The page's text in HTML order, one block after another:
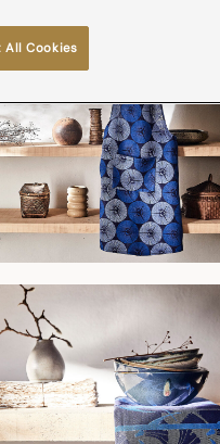
All Cookies